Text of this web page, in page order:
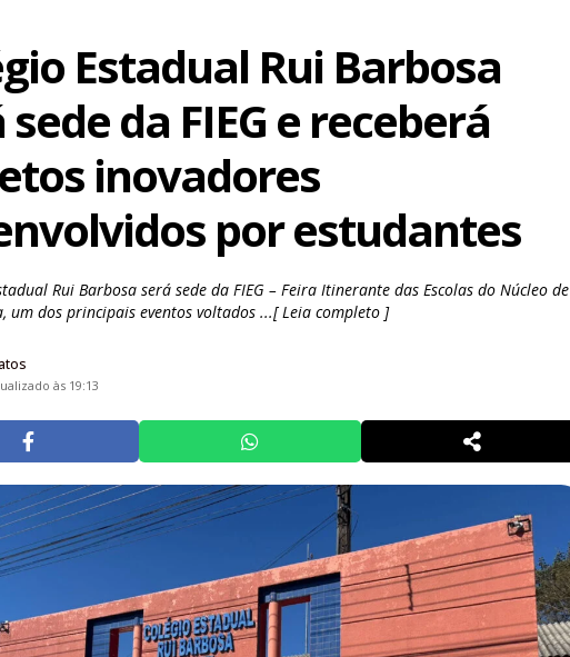
Estadual Rui Barbosa
da FIEG e receberá
inovadores
por estudantes
Rui Barbosa será sede da FIEG – Feira Itinerante das Escolas do Núcleo de
um dos principais eventos voltados ...[ Leia completo ]
às 19:13